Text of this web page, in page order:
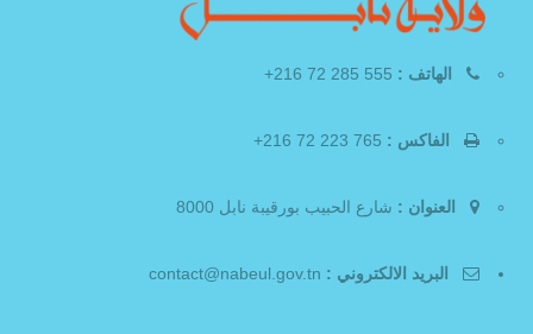
الهاتف :
الفاكس :
العنوان : شارع الحبيب بورقيبة نابل 8000
البريد الالكتروني :